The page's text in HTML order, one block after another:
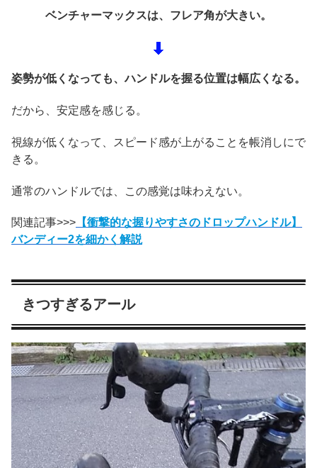
ベンチャーマックスは、フレア角が大きい。
姿勢が低くなっても、ハンドルを握る位置は幅広くなる。
だから、安定感を感じる。
視線が低くなって、スピード感が上がることを帳消しにで
きる。
通常のハンドルでは、この感覚は味わえない。
関連記事>>> 【衝撃的な握りやすさのドロップハンドル】
バンディー2を細かく解説
きつすぎるアール